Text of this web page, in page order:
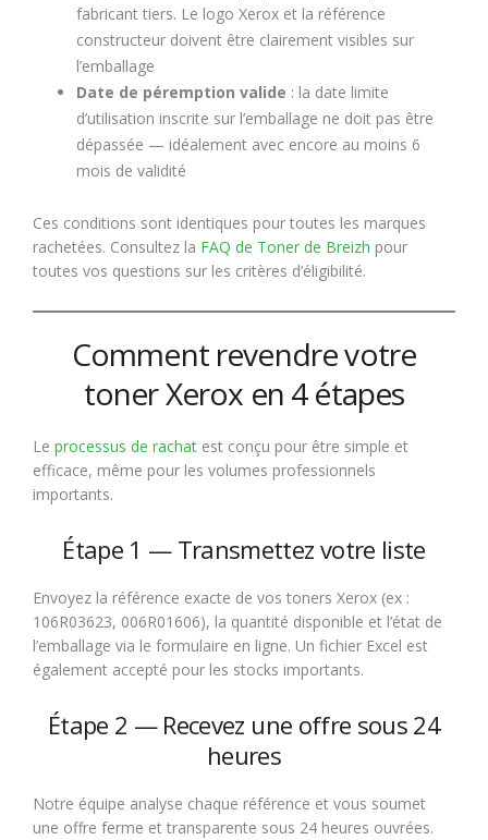
fabricant tiers. Le logo Xerox et la référence
constructeur doivent être clairement visibles sur
l’emballage
Date de péremption valide : la date limite
d’utilisation inscrite sur l’emballage ne doit pas être
dépassée — idéalement avec encore au moins 6
mois de validité
Ces conditions sont identiques pour toutes les marques
rachetées. Consultez la FAQ de Toner de Breizh pour
toutes vos questions sur les critères d’éligibilité.
Comment revendre votre
toner Xerox en 4 étapes
Le processus de rachat est conçu pour être simple et
efficace, même pour les volumes professionnels
importants.
Étape 1 — Transmettez votre liste
Envoyez la référence exacte de vos toners Xerox (ex :
106R03623, 006R01606), la quantité disponible et l’état de
l’emballage via le formulaire en ligne. Un fichier Excel est
également accepté pour les stocks importants.
Étape 2 — Recevez une offre sous 24
heures
Notre équipe analyse chaque référence et vous soumet
une offre ferme et transparente sous 24 heures ouvrées.